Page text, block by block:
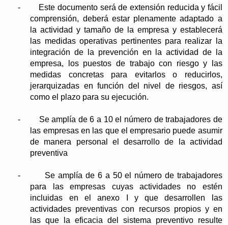
-
Este documento será de extensión reducida y fácil
comprensión, deberá estar plenamente adaptado a
la actividad y tamaño de la empresa y establecerá
las medidas operativas pertinentes para realizar la
integración de la prevención en la actividad de la
empresa, los puestos de trabajo con riesgo y las
medidas concretas para evitarlos o reducirlos,
jerarquizadas en función del nivel de riesgos, así
como el plazo para su ejecución.
-
Se amplía de 6 a 10 el número de trabajadores de
las empresas en las que el empresario puede asumir
de manera personal el desarrollo de la actividad
preventiva
-
Se amplía de 6 a 50 el número de trabajadores
para las empresas cuyas actividades no estén
incluidas en el anexo I y que desarrollen las
actividades preventivas con recursos propios y en
las que la eficacia del sistema preventivo resulte